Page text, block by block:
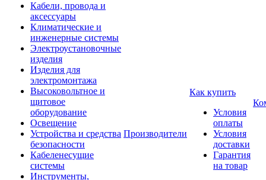
Кабели, провода и
аксессуары
Климатические и
инженерные системы
Электроустановочные
изделия
Изделия для
электромонтажа
Высоковольтное и
щитовое
оборудование
Освещение
Устройства и средства
безопасности
Кабеленесущие
системы
Инструменты,
Производители
Как купить
Условия
оплаты
Условия
доставки
Гарантия
на товар